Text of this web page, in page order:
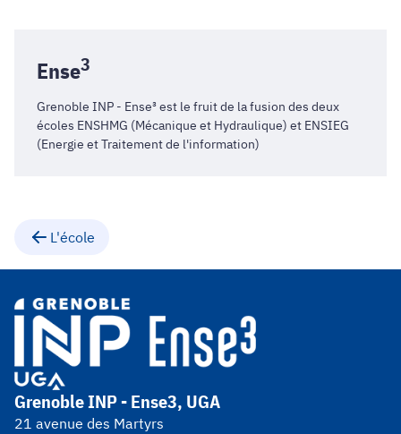
Ense3
Grenoble INP - Ense³ est le fruit de la fusion des deux
écoles ENSHMG (Mécanique et Hydraulique) et ENSIEG
(Energie et Traitement de l'information)
L'école
Grenoble INP - Ense3, UGA
21 avenue des Martyrs